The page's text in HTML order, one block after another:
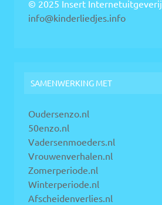
© 2025 Insert Internetuitgeverij
info@kinderliedjes.info
SAMENWERKING MET
Oudersenzo.nl
50enzo.nl
Vadersenmoeders.nl
Vrouwenverhalen.nl
Zomerperiode.nl
Winterperiode.nl
Afscheidenverlies.nl